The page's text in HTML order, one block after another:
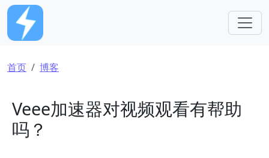
跳转到主要内容
面包屑
首页 博客
Veee加速器对视频观看有帮助
吗？